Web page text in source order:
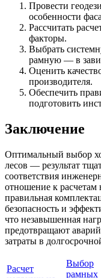
Провести
особенности
Рассчитать
факторы.
Выбрать
рамную — в
Оценить
производителя.
Обеспечить
подготовить
Заключение
Оптимальный выбор
лесов — результат
соответствия
отношение к расчетам
правильная
безопасность и
что незавышенная
предотвращают
затраты в
Расчет
Выбор
рамных